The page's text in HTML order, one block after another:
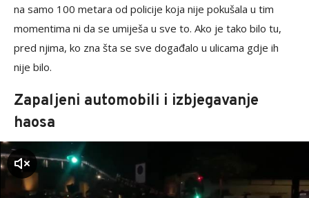
na samo 100 metara od policije koja nije pokušala u tim
momentima ni da se umiješa u sve to. Ako je tako bilo tu,
pred njima, ko zna šta se sve događalo u ulicama gdje ih
nije bilo.
Zapaljeni automobili i izbjegavanje
haosa